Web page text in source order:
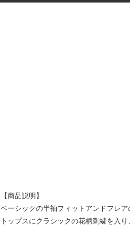
【商品説明】
ベーシックの半袖フィットアンドフレ
トップスにクラシックの花柄刺繍を入